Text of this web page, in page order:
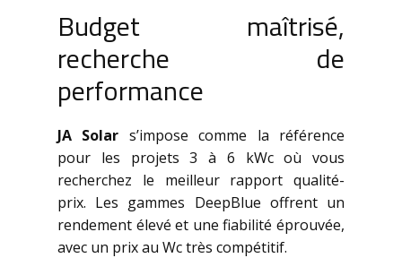
Budget maîtrisé,
recherche de
performance
JA Solar s’impose comme la référence
pour les projets 3 à 6 kWc où vous
recherchez le meilleur rapport qualité-
prix. Les gammes DeepBlue offrent un
rendement élevé et une fiabilité éprouvée,
avec un prix au Wc très compétitif.